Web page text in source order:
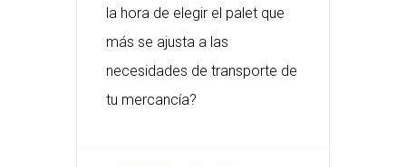
la hora de elegir el palet que
más se ajusta a las
necesidades de transporte de
tu mercancía?